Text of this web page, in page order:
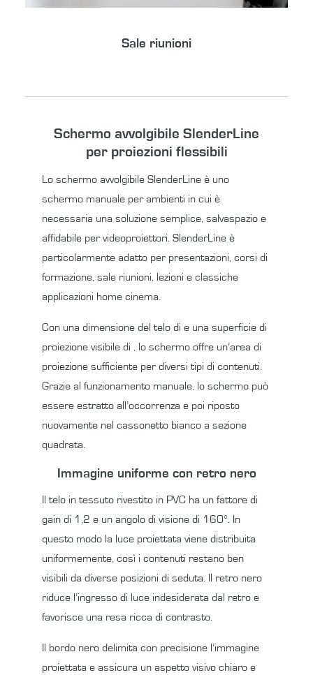
Sale riunioni
Schermo avvolgibile SlenderLine
per proiezioni flessibili
Lo schermo avvolgibile SlenderLine è uno
schermo manuale per ambienti in cui è
necessaria una soluzione semplice, salvaspazio e
affidabile per videoproiettori. SlenderLine è
particolarmente adatto per presentazioni, corsi di
formazione, sale riunioni, lezioni e classiche
applicazioni home cinema.
Con una dimensione del telo di e una superficie di
proiezione visibile di , lo schermo offre un’area di
proiezione sufficiente per diversi tipi di contenuti.
Grazie al funzionamento manuale, lo schermo può
essere estratto all’occorrenza e poi riposto
nuovamente nel cassonetto bianco a sezione
quadrata.
Immagine uniforme con retro nero
Il telo in tessuto rivestito in PVC ha un fattore di
gain di 1,2 e un angolo di visione di 160°. In
questo modo la luce proiettata viene distribuita
uniformemente, così i contenuti restano ben
visibili da diverse posizioni di seduta. Il retro nero
riduce l’ingresso di luce indesiderata dal retro e
favorisce una resa ricca di contrasto.
Il bordo nero delimita con precisione l’immagine
proiettata e assicura un aspetto visivo chiaro e